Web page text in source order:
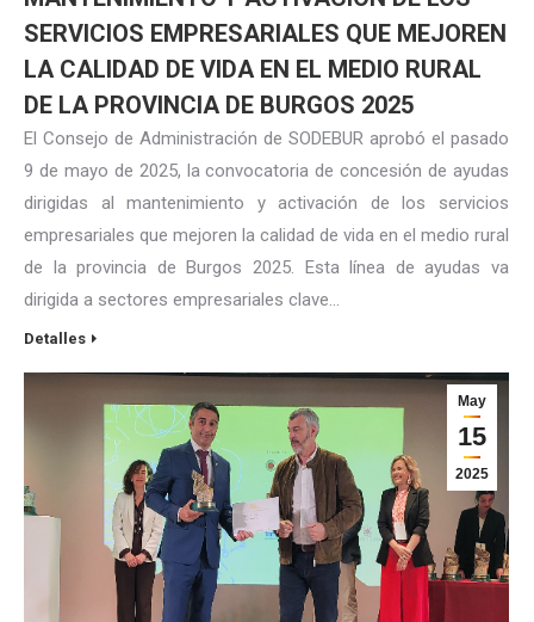
SERVICIOS EMPRESARIALES QUE MEJOREN
LA CALIDAD DE VIDA EN EL MEDIO RURAL
DE LA PROVINCIA DE BURGOS 2025
El Consejo de Administración de SODEBUR aprobó el pasado
9 de mayo de 2025, la convocatoria de concesión de ayudas
dirigidas al mantenimiento y activación de los servicios
empresariales que mejoren la calidad de vida en el medio rural
de la provincia de Burgos 2025. Esta línea de ayudas va
dirigida a sectores empresariales clave…
Detalles
May
15
2025